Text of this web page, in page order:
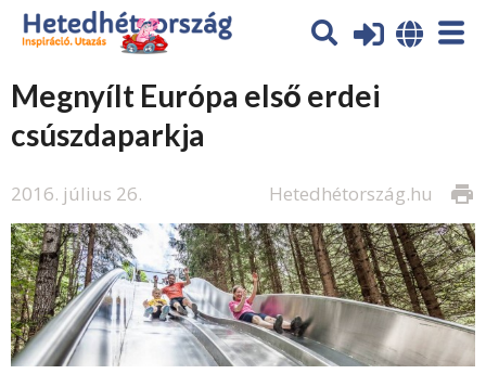
Megnyílt Európa első erdei
csúszdaparkja
2016. július 26. print
Hetedhétország.hu